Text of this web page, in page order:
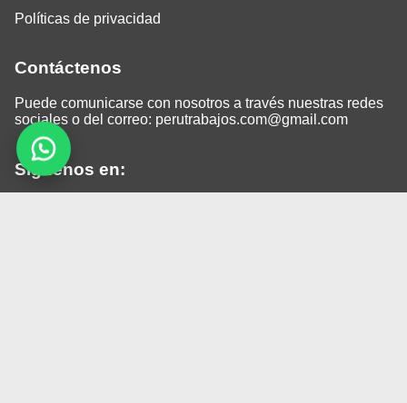
Políticas de privacidad
Contáctenos
Puede comunicarse con nosotros a través nuestras redes
sociales o del correo: perutrabajos.com@gmail.com
Siguenos en: